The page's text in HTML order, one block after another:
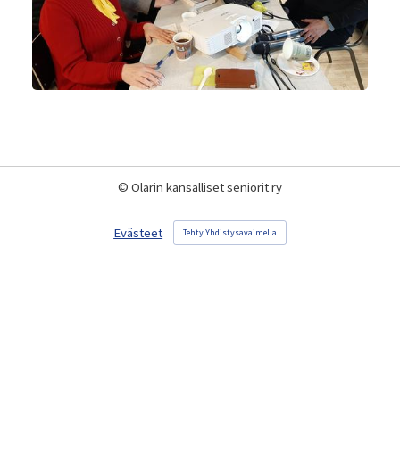
© Olarin kansalliset seniorit ry
Evästeet Tehty Yhdistysavaimella